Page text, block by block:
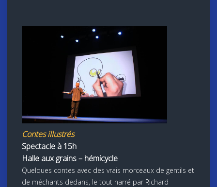
Contes illustrés
Spectacle à 15h
Halle aux grains – hémicycle
Quelques contes avec des vrais morceaux de gentils et
de méchants dedans, le tout narré par Richard